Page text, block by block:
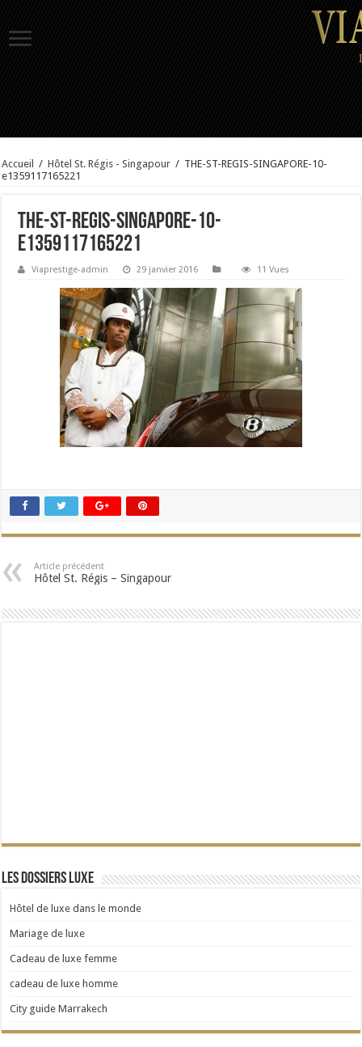
Accueil / Hôtel St. Régis - Singapour / THE-ST-REGIS-SINGAPORE-10-
e1359117165221
THE-ST-REGIS-SINGAPORE-10-
e1359117165221
Viaprestige-admin 29 janvier 2016 11 Vues
Article précédent
Hôtel St. Régis – Singapour
Les dossiers Luxe
Hôtel de luxe dans le monde
Mariage de luxe
Cadeau de luxe femme
cadeau de luxe homme
City guide Marrakech